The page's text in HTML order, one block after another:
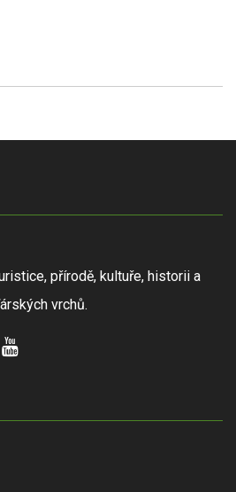
přírodě, kultuře, historii a
vrchů.